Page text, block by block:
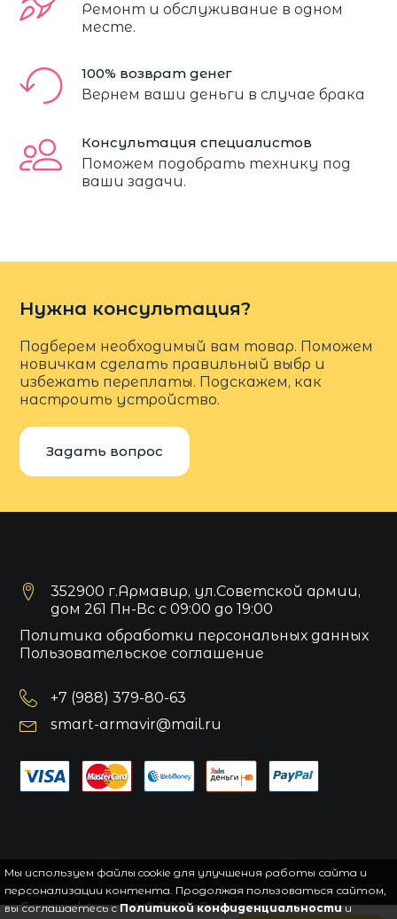
Ремонт и обслуживание в одном
месте.
100% возврат денег
Вернем ваши деньги в случае брака
Консультация специалистов
Поможем подобрать технику под
ваши задачи.
Нужна консультация?
Подберем необходимый вам товар. Поможем
новичкам сделать правильный выбр и
избежать переплаты. Подскажем, как
настроить устройство.
Задать вопрос
352900 г.Армавир, ул.Советской армии,
дом 261 Пн-Вс с 09:00 до 19:00
Политика обработки персональных данных
Пользовательское соглашение
+7 (988) 379-80-63
smart-armavir@mail.ru
Copyrightsmart© 2021.Сайт управляется
Мы используем файлы cookie для улучшения работы сайта и
персонализации контента. Продолжая пользоваться сайтом,
вы соглашаетесь сПолитикой конфиденциальностии